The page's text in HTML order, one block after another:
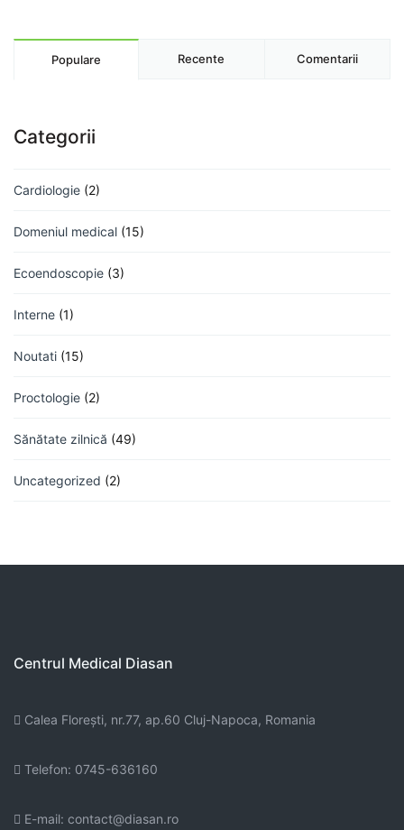
Populare Recente Comentarii
Categorii
Cardiologie (2)
Domeniul medical (15)
Ecoendoscopie (3)
Interne (1)
Noutati (15)
Proctologie (2)
Sănătate zilnică (49)
Uncategorized (2)
Centrul Medical Diasan
Calea Floreşti, nr.77, ap.60 Cluj-Napoca, Romania
Telefon: 0745-636160
E-mail: contact@diasan.ro